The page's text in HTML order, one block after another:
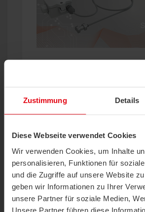
Zustimmung Details
Diese Webseite verwendet Cookies
Wir verwenden Cookies, um Inhalte
personalisieren, Funktionen für
und die Zugriffe auf unsere Website
geben wir Informationen zu Ihrer
unsere Partner für soziale Medien,
Unsere Partner führen diese
Sonda a cavo, Sensore di superficie